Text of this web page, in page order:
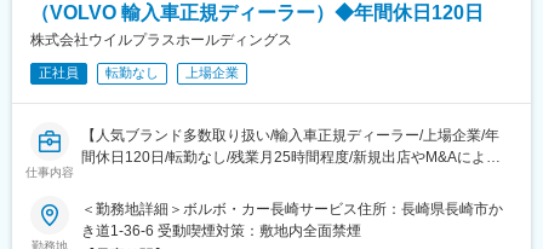
談、評価面談がございます
◆顧客属性
発電／化学プラント顧客、若しくは大手プラントメーカー中心
短期的
・ポンプ／ファン／大規模設備など、補機を中心とする提案代理
長期的
・補機、若しくは新規商材の既存顧客や新規顧客への提案代理店
営業
■教育体制
L入社後は座学で商材知識を習得
LOJTで営業同行＆サブ担当からスタート
Lチューター制度で専任教育担当が1年間しっかりフォロー
L外部セミナーも受講可能
変更の範囲：無
（VOLVO 輸入車正規ディーラー）◆年間休日120日
株式会社ウイルプラスホールディングス
正社員 転勤なし 上場企業
仕事内容
【人気ブランド多数取り扱い/輸入車正規ディーラー/上場企業/年
間休日120日/転勤なし/残業月25時間程度/新規出店やM&Aにより
★★業務内容★★
当社の輸入車正規ディーラー店舗にて、エンドユーザー向けに
勤務地
＜勤務地詳細＞ボルボ・カー長崎サービス住所：長崎県長崎市か
き道1-36-6 受動喫煙対策：敷地内全面禁煙